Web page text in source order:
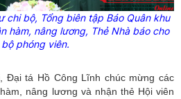
chi bộ, Tổng biên tập Báo Quân khu
hàm, nâng lương, Thẻ Nhà báo cho
phóng viên.
Đại tá Hồ Công Lĩnh chúc mừng các
nâng lương và nhận thẻ Hội viên